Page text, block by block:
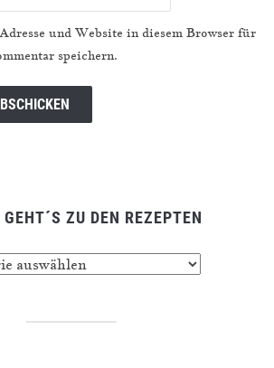
und Website in diesem Browser für
speichern.
ZU DEN REZEPTEN